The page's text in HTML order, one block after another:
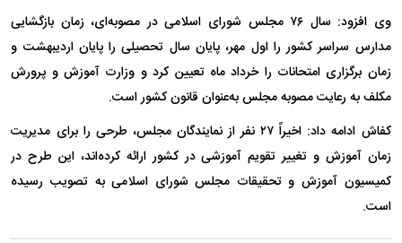
وی افزود: سال ۷۶ مجلس شورای اسلامی در مصوبه‌ای، زمان بازگشایی
مدارس سراسر کشور را اول مهر، پایان سال تحصیلی را پایان اردیبهشت و
زمان برگزاری امتحانات را خرداد ماه تعیین کرد و وزارت آموزش و پرورش
مکلف به رعایت مصوبه مجلس به‌عنوان قانون کشور است.
کفاش ادامه داد: اخیراً ۲۷ نفر از نمایندگان مجلس، طرحی را برای مدیریت
زمان آموزش و تغییر تقویم آموزشی در کشور ارائه کرده‌اند، این طرح در
کمیسیون آموزش و تحقیقات مجلس شورای اسلامی به تصویب رسیده
است.